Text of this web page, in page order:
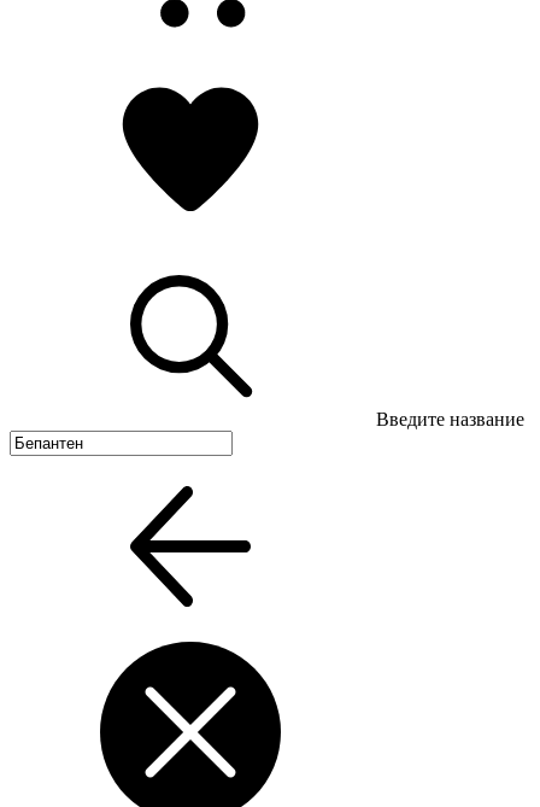
Введите название